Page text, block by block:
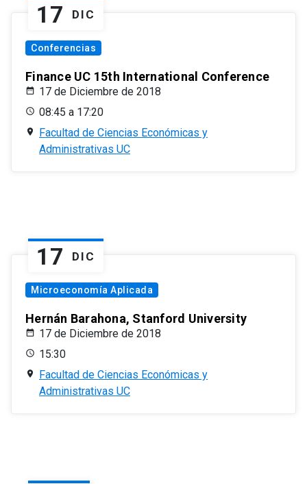
17 DIC
Conferencias
Finance UC 15th International Conference
17 de Diciembre de 2018
08:45 a 17:20
Facultad de Ciencias Económicas y
Administrativas UC
17 DIC
Microeconomía Aplicada
Hernán Barahona, Stanford University
17 de Diciembre de 2018
15:30
Facultad de Ciencias Económicas y
Administrativas UC